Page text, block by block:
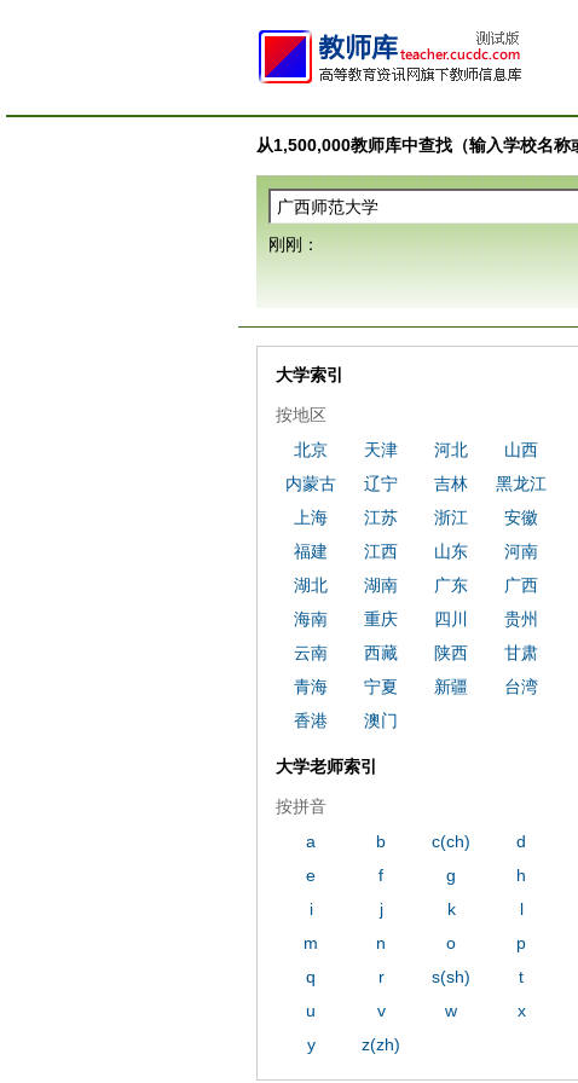
从1,500,000教师库中查找（输入学校名称
刚刚：
大学索引
按地区
北京
天津 河北
山西
内蒙古
辽宁 吉林
黑龙江
上海
江苏 浙江
安徽
福建
江西 山东
河南
湖北
湖南 广东
广西
海南
重庆 四川
贵州
云南
西藏 陕西
甘肃
青海
宁夏 新疆
台湾
香港
澳门
大学老师索引
按拼音
a
b c(ch)
d
e
f g
h
i
j k
l
m
n o
p
q
r s(sh)
t
u
v w
x
y
z(zh)